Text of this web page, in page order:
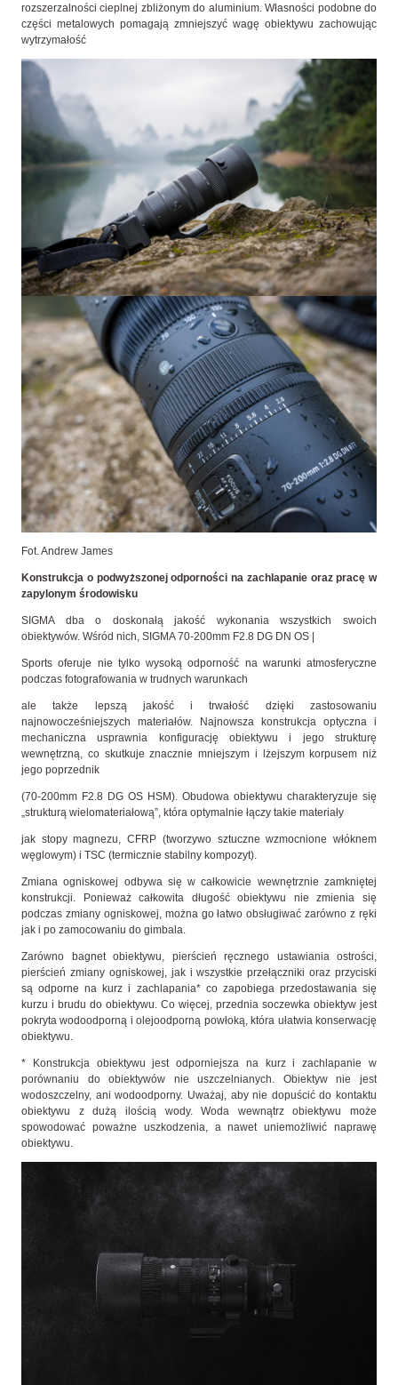
rozszerzalności cieplnej zbliżonym do aluminium. Własności podobne do
części metalowych pomagają zmniejszyć wagę obiektywu zachowując
wytrzymałość
Fot. Andrew James
Konstrukcja o podwyższonej odporności na zachlapanie oraz pracę w
zapylonym środowisku
SIGMA dba o doskonałą jakość wykonania wszystkich swoich
obiektywów. Wśród nich, SIGMA 70-200mm F2.8 DG DN OS |
Sports oferuje nie tylko wysoką odporność na warunki atmosferyczne
podczas fotografowania w trudnych warunkach
ale także lepszą jakość i trwałość dzięki zastosowaniu
najnowocześniejszych materiałów. Najnowsza konstrukcja optyczna i
mechaniczna usprawnia konfigurację obiektywu i jego strukturę
wewnętrzną, co skutkuje znacznie mniejszym i lżejszym korpusem niż
jego poprzednik
(70-200mm F2.8 DG OS HSM). Obudowa obiektywu charakteryzuje się
„strukturą wielomateriałową”, która optymalnie łączy takie materiały
jak stopy magnezu, CFRP (tworzywo sztuczne wzmocnione włóknem
węglowym) i TSC (termicznie stabilny kompozyt).
Zmiana ogniskowej odbywa się w całkowicie wewnętrznie zamkniętej
konstrukcji. Ponieważ całkowita długość obiektywu nie zmienia się
podczas zmiany ogniskowej, można go łatwo obsługiwać zarówno z ręki
jak i po zamocowaniu do gimbala.
Zarówno bagnet obiektywu, pierścień ręcznego ustawiania ostrości,
pierścień zmiany ogniskowej, jak i wszystkie przełączniki oraz przyciski
są odporne na kurz i zachlapania* co zapobiega przedostawania się
kurzu i brudu do obiektywu. Co więcej, przednia soczewka obiektyw jest
pokryta wodoodporną i olejoodporną powłoką, która ułatwia konserwację
obiektywu.
* Konstrukcja obiektywu jest odporniejsza na kurz i zachlapanie w
porównaniu do obiektywów nie uszczelnianych. Obiektyw nie jest
wodoszczelny, ani wodoodporny. Uważaj, aby nie dopuścić do kontaktu
obiektywu z dużą ilością wody. Woda wewnątrz obiektywu może
spowodować poważne uszkodzenia, a nawet uniemożliwić naprawę
obiektywu.